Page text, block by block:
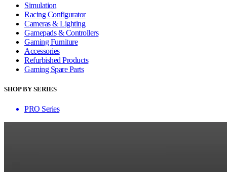
Simulation
Racing Configurator
Cameras & Lighting
Gamepads & Controllers
Gaming Furniture
Accessories
Refurbished Products
Gaming Spare Parts
SHOP BY SERIES
PRO Series